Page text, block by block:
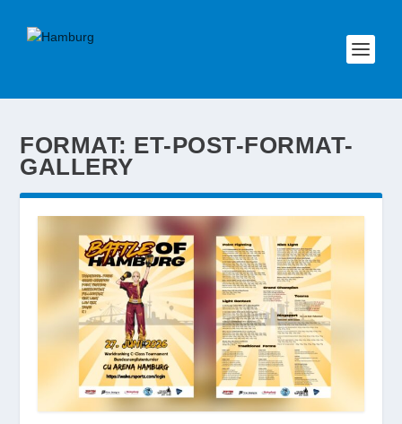
FORMAT: ET-POST-FORMAT-
GALLERY